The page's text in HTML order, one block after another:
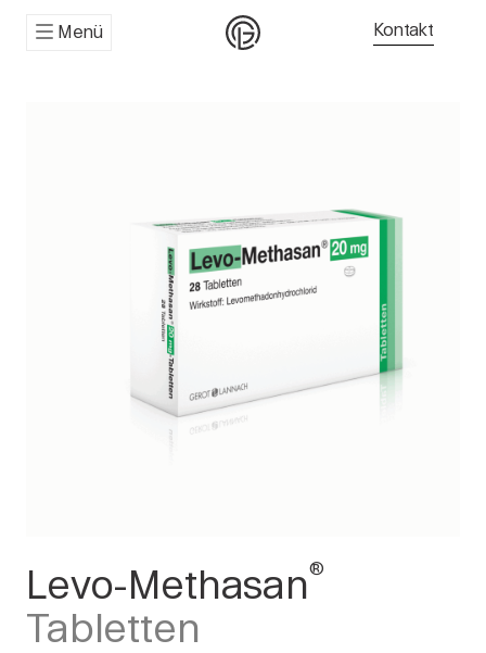
Menü Kontakt
Levo-Methasan®
Tabletten